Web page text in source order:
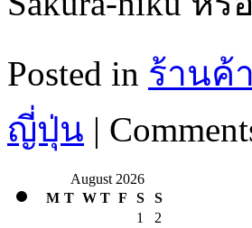
Posted in ร้านค้า
ญี่ปุ่น |
August 2026
M T W T F S
S
1
2